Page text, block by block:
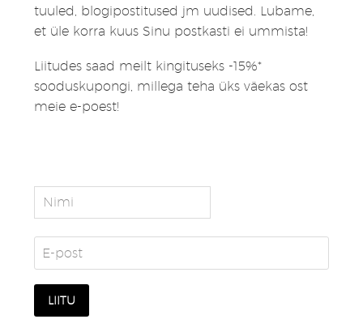
tuuled, blogipostitused jm uudised. Lubame,
et üle korra kuus Sinu postkasti ei ummista!
Liitudes saad meilt kingituseks -15%*
sooduskupongi, millega teha üks väekas ost
meie e-poest!